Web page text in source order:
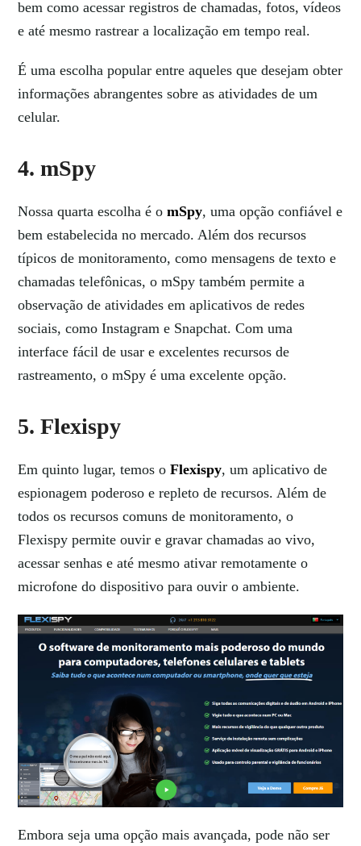
bem como acessar registros de chamadas, fotos, vídeos
e até mesmo rastrear a localização em tempo real.
É uma escolha popular entre aqueles que desejam obter
informações abrangentes sobre as atividades de um
celular.
4. mSpy
Nossa quarta escolha é omSpy, uma opção confiável e
bem estabelecida no mercado. Além dos recursos
típicos de monitoramento, como mensagens de texto e
chamadas telefônicas, o mSpy também permite a
observação de atividades em aplicativos de redes
sociais, como Instagram e Snapchat. Com uma
interface fácil de usar e excelentes recursos de
rastreamento, o mSpy é uma excelente opção.
5. Flexispy
Em quinto lugar, temos oFlexispy, um aplicativo de
espionagem poderoso e repleto de recursos. Além de
todos os recursos comuns de monitoramento, o
Flexispy permite ouvir e gravar chamadas ao vivo,
acessar senhas e até mesmo ativar remotamente o
microfone do dispositivo para ouvir o ambiente.
Embora seja uma opção mais avançada, pode não ser